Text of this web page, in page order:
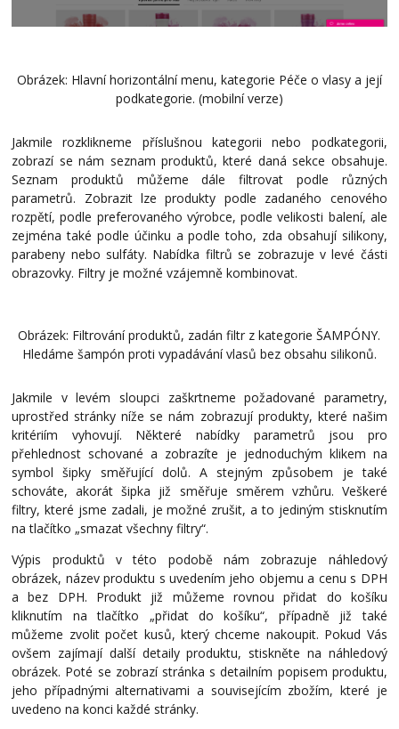
Obrázek: Hlavní horizontální menu, kategorie Péče o vlasy a její
podkategorie. (mobilní verze)
Jakmile rozklikneme příslušnou kategorii nebo podkategorii,
zobrazí se nám seznam produktů, které daná sekce obsahuje.
Seznam produktů můžeme dále filtrovat podle různých
parametrů. Zobrazit lze produkty podle zadaného cenového
rozpětí, podle preferovaného výrobce, podle velikosti balení, ale
zejména také podle účinku a podle toho, zda obsahují silikony,
parabeny nebo sulfáty. Nabídka filtrů se zobrazuje v levé části
obrazovky. Filtry je možné vzájemně kombinovat.
Obrázek: Filtrování produktů, zadán filtr z kategorie ŠAMPÓNY.
Hledáme šampón proti vypadávání vlasů bez obsahu silikonů.
Jakmile v levém sloupci zaškrtneme požadované parametry,
uprostřed stránky níže se nám zobrazují produkty, které našim
kritériím vyhovují. Některé nabídky parametrů jsou pro
přehlednost schované a zobrazíte je jednoduchým klikem na
symbol šipky směřující dolů. A stejným způsobem je také
schováte, akorát šipka již směřuje směrem vzhůru. Veškeré
filtry, které jsme zadali, je možné zrušit, a to jediným stisknutím
na tlačítko „smazat všechny filtry“.
Výpis produktů v této podobě nám zobrazuje náhledový
obrázek, název produktu s uvedením jeho objemu a cenu s DPH
a bez DPH. Produkt již můžeme rovnou přidat do košíku
kliknutím na tlačítko „přidat do košíku“, případně již také
můžeme zvolit počet kusů, který chceme nakoupit. Pokud Vás
ovšem zajímají další detaily produktu, stiskněte na náhledový
obrázek. Poté se zobrazí stránka s detailním popisem produktu,
jeho případnými alternativami a souvisejícím zbožím, které je
uvedeno na konci každé stránky.